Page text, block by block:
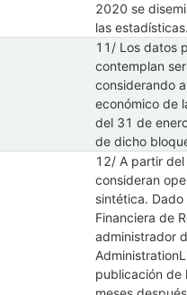
2020 se
las estadísticas.
11/ Los datos
contemplan
considerando
económico de
del 31 de
de dicho
12/ A partir
consideran
sintética.
Financiera de
administrador
publicación de